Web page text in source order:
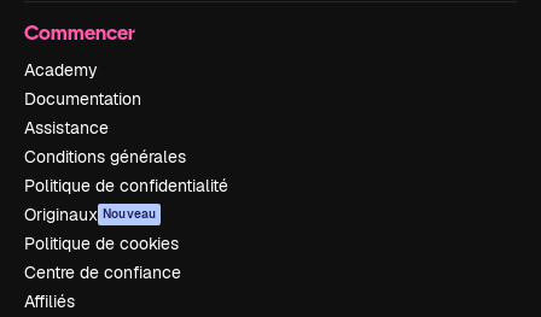
Commencer
Academy
Documentation
Assistance
Conditions générales
Politique de confidentialité
Originaux Nouveau
Politique de cookies
Centre de confiance
Affiliés